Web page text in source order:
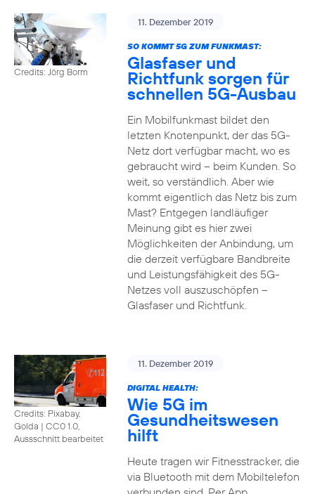
Credits: Jörg Borm
11. Dezember 2019
SO KOMMT 5G ZUM FUNKMAST:
Glasfaser und
Richtfunk sorgen für
schnellen 5G-Ausbau
Ein Mobilfunkmast bildet den
letzten Knotenpunkt, der das 5G-
Netz dort verfügbar macht, wo es
gebraucht wird – beim Kunden. So
weit, so verständlich. Aber wie
kommt eigentlich das Netz bis zum
Mast? Entgegen landläufiger
Meinung gibt es hier zwei
Möglichkeiten der Anbindung, um
die derzeit verfügbare Bandbreite
und Leistungsfähigkeit des 5G-
Netzes voll auszuschöpfen –
Glasfaser und Richtfunk.
Credits: Pixabay,
Golda | CC0 1.0,
Aussschnitt bearbeitet
11. Dezember 2019
DIGITAL HEALTH:
Wie 5G im
Gesundheitswesen
hilft
Heute tragen wir Fitnesstracker, die
via Bluetooth mit dem Mobiltelefon